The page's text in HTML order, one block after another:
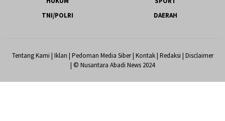
TNI/POLRI
DAERAH
Tentang Kami | Iklan | Pedoman Media Siber| Kontak| Redaksi | Disclaimer
| © Nusantara Abadi News 2024